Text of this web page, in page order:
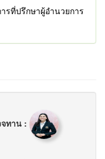
รที่ปรึกษาผู้อำนวยการ
ทาน :